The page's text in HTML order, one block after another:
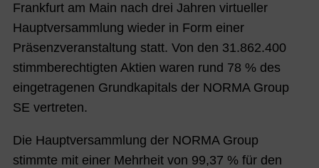
Frankfurt am Main nach drei Jahren virtueller
Hauptversammlung wieder in Form einer
Präsenzveranstaltung statt. Von den 31.862.400
stimmberechtigten Aktien waren rund 78 % des
eingetragenen Grundkapitals der NORMA Group
SE vertreten.
Die Hauptversammlung der NORMA Group
stimmte mit einer Mehrheit von 99,37 % für den